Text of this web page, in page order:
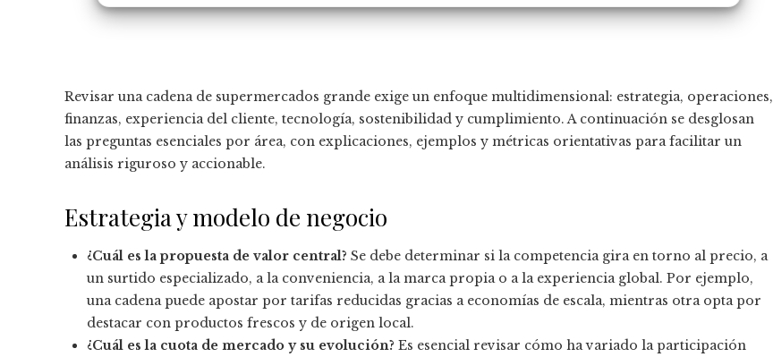
Revisar una cadena de supermercados grande exige un enfoque multidimensional: estrategia, operaciones,
finanzas, experiencia del cliente, tecnología, sostenibilidad y cumplimiento. A continuación se desglosan
las preguntas esenciales por área, con explicaciones, ejemplos y métricas orientativas para facilitar un
análisis riguroso y accionable.
Estrategia y modelo de negocio
¿Cuál es la propuesta de valor central? Se debe determinar si la competencia gira en torno al precio, a
un surtido especializado, a la conveniencia, a la marca propia o a la experiencia global. Por ejemplo,
una cadena puede apostar por tarifas reducidas gracias a economías de escala, mientras otra opta por
destacar con productos frescos y de origen local.
¿Cuál es la cuota de mercado y su evolución? Es esencial revisar cómo ha variado la participación